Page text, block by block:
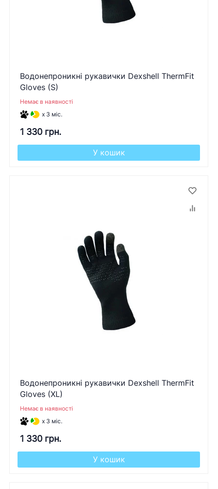
Водонепроникні рукавички Dexshell ThermFit
Gloves (S)
Немає в наявності
x 3 міс.
1 330 грн.
У кошик
Водонепроникні рукавички Dexshell ThermFit
Gloves (XL)
Немає в наявності
x 3 міс.
1 330 грн.
У кошик